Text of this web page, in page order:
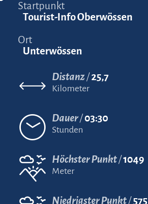
Startpunkt
Tourist-Info Oberwössen
Ort
Unterwössen
Distanz 25,7
Kilometer
Dauer 03:30
Stunden
Höchster Punkt 1049
Meter
Niedrigster Punkt 575